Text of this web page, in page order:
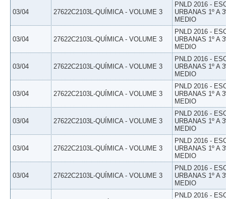
03/04 27622C2103L-QUÍMICA - VOLUME 3
PNLD 2016 -
URBANAS 1º A
MEDIO
03/04 27622C2103L-QUÍMICA - VOLUME 3
PNLD 2016 -
URBANAS 1º A
MEDIO
03/04 27622C2103L-QUÍMICA - VOLUME 3
PNLD 2016 -
URBANAS 1º A
MEDIO
03/04 27622C2103L-QUÍMICA - VOLUME 3
PNLD 2016 -
URBANAS 1º A
MEDIO
03/04 27622C2103L-QUÍMICA - VOLUME 3
PNLD 2016 -
URBANAS 1º A
MEDIO
03/04 27622C2103L-QUÍMICA - VOLUME 3
PNLD 2016 -
URBANAS 1º A
MEDIO
03/04 27622C2103L-QUÍMICA - VOLUME 3
PNLD 2016 -
URBANAS 1º A
MEDIO
PNLD 2016 -